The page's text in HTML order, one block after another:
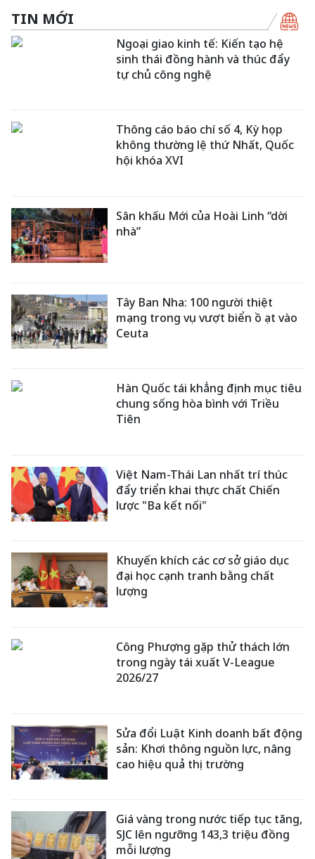
TIN MỚI
Ngoại giao kinh tế: Kiến tạo hệ
sinh thái đồng hành và thúc đẩy
tự chủ công nghệ
Thông cáo báo chí số 4, Kỳ họp
không thường lệ thứ Nhất, Quốc
hội khóa XVI
Sân khấu Mới của Hoài Linh “dời
nhà”
Tây Ban Nha: 100 người thiệt
mạng trong vụ vượt biển ồ ạt vào
Ceuta
Hàn Quốc tái khẳng định mục tiêu
chung sống hòa bình với Triều
Tiên
Việt Nam-Thái Lan nhất trí thúc
đẩy triển khai thực chất Chiến
lược "Ba kết nối"
Khuyến khích các cơ sở giáo dục
đại học cạnh tranh bằng chất
lượng
Công Phượng gặp thử thách lớn
trong ngày tái xuất V-League
2026/27
Sửa đổi Luật Kinh doanh bất động
sản: Khơi thông nguồn lực, nâng
cao hiệu quả thị trường
Giá vàng trong nước tiếp tục tăng,
SJC lên ngưỡng 143,3 triệu đồng
mỗi lượng